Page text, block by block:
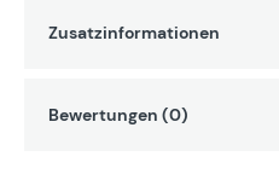
Zusatzinformationen
Bewertungen (0)